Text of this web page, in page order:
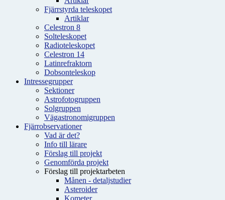
Fjärrstyrda teleskopet
Artiklar
Celestron 8
Solteleskopet
Radioteleskopet
Celestron 14
Latinrefraktorn
Dobsonteleskop
Intressegrupper
Sektioner
Astrofotogruppen
Solgruppen
Vägastronomigruppen
Fjärrobservationer
Vad är det?
Info till lärare
Förslag till projekt
Genomförda projekt
Förslag till projektarbeten
Månen - detaljstudier
Asteroider
Kometer